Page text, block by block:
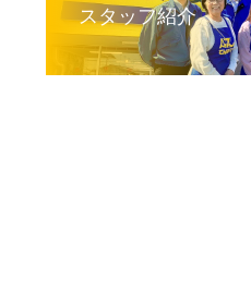
スタッフ紹介